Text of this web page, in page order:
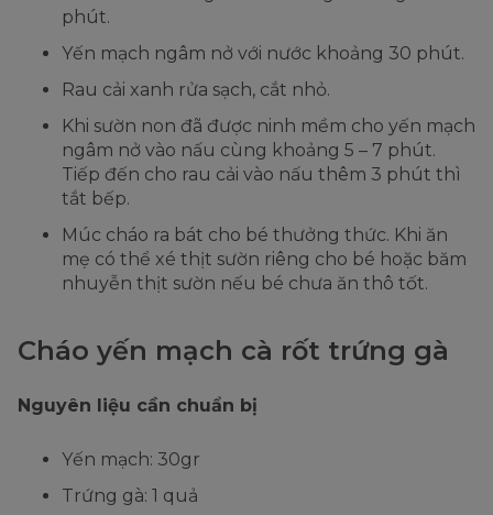
phút.
Yến mạch ngâm nở với nước khoảng 30 phút.
Rau cải xanh rửa sạch, cắt nhỏ.
Khi sườn non đã được ninh mềm cho yến mạch
ngâm nở vào nấu cùng khoảng 5 – 7 phút.
Tiếp đến cho rau cải vào nấu thêm 3 phút thì
tắt bếp.
Múc cháo ra bát cho bé thưởng thức. Khi ăn
mẹ có thể xé thịt sườn riêng cho bé hoặc băm
nhuyễn thịt sườn nếu bé chưa ăn thô tốt.
Cháo yến mạch cà rốt trứng gà
Nguyên liệu cần chuẩn bị
Yến mạch: 30gr
Trứng gà: 1 quả